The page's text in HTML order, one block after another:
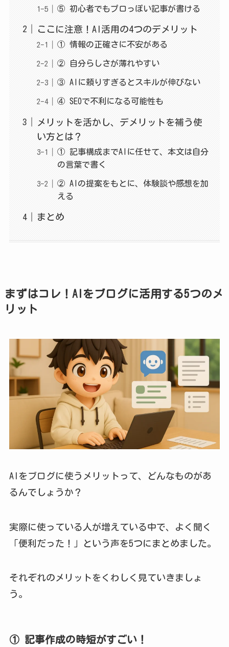
⑤ 初心者でもプロっぽい記事が書ける
ここに注意！AI活用の4つのデメリット
① 情報の正確さに不安がある
② 自分らしさが薄れやすい
③ AIに頼りすぎるとスキルが伸びない
④ SEOで不利になる可能性も
メリットを活かし、デメリットを補う使
い方とは？
① 記事構成までAIに任せて、本文は自分
の言葉で書く
② AIの提案をもとに、体験談や感想を加
える
まとめ
まずはコレ！AIをブログに活用する5つのメ
リット
AIをブログに使うメリットって、どんなものがあ
るんでしょうか？
実際に使っている人が増えている中で、よく聞く
「便利だった！」という声を5つにまとめました。
それぞれのメリットをくわしく見ていきましょ
う。
① 記事作成の時短がすごい！